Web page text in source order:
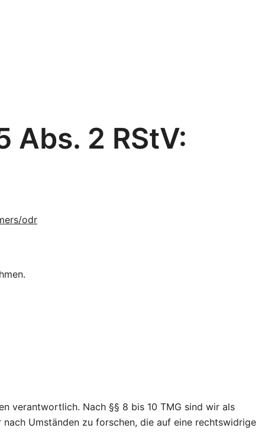
2 RStV:
odr
verantwortlich. Nach §§ 8 bis 10 TMG sind wir als
Umständen zu forschen, die auf eine rechtswidrige